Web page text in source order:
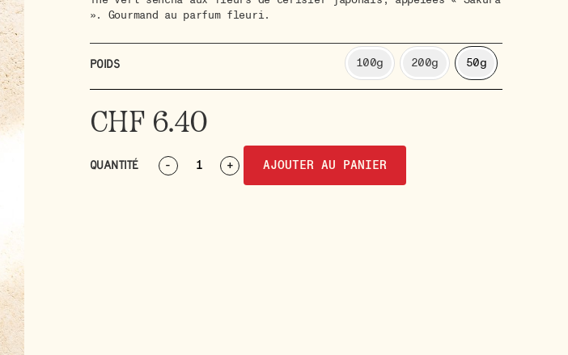
». Gourmand au parfum fleuri.
POIDS 100g 200g 50g
CHF 6.40
QUANTITÉ - + AJOUTER AU PANIER